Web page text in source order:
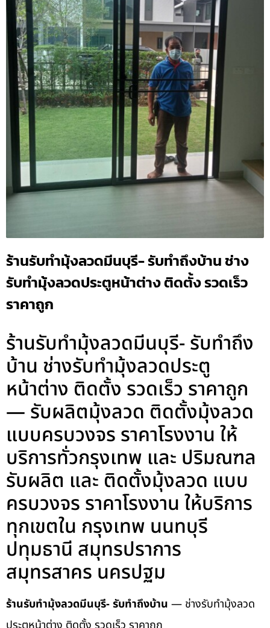
ร้านรับทำมุ้งลวดมีนบุรี- รับทำถึงบ้าน ช่าง
รับทำมุ้งลวดประตูหน้าต่าง ติดตั้ง รวดเร็ว
ราคาถูก
ร้านรับทำมุ้งลวดมีนบุรี- รับทำถึง
บ้าน ช่างรับทำมุ้งลวดประตู
หน้าต่าง ติดตั้ง รวดเร็ว ราคาถูก
— รับผลิตมุ้งลวด ติดตั้งมุ้งลวด
แบบครบวงจร ราคาโรงงาน ให้
บริการทั่วกรุงเทพ และ ปริมณฑล
รับผลิต และ ติดตั้งมุ้งลวด แบบ
ครบวงจร ราคาโรงงาน ให้บริการ
ทุกเขตใน กรุงเทพ นนทบุรี
ปทุมธานี สมุทรปราการ
สมุทรสาคร นครปฐม
ร้านรับทำมุ้งลวดมีนบุรี- รับทำถึงบ้าน — ช่างรับทำมุ้งลวด